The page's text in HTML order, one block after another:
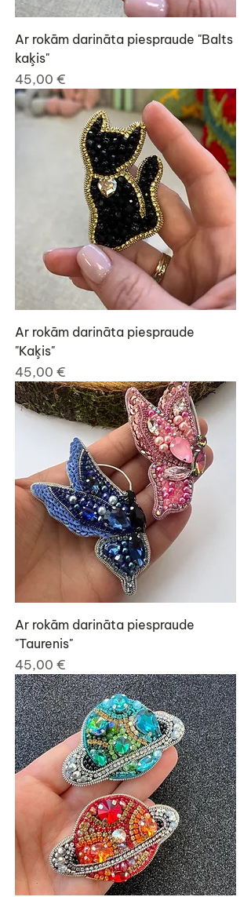
Ar rokām darināta piespraude "Balts
kaķis"
Cena
45,00 €
Ar rokām darināta piespraude
"Kaķis"
Cena
45,00 €
Ar rokām darināta piespraude
"Taurenis"
Cena
45,00 €